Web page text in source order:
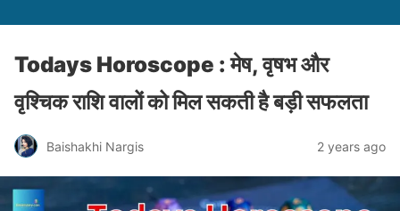
Todays Horoscope : मेष, वृषभ और
वृश्चिक राशि वालों को मिल सकती है बड़ी सफलता
Baishakhi Nargis 2 years ago